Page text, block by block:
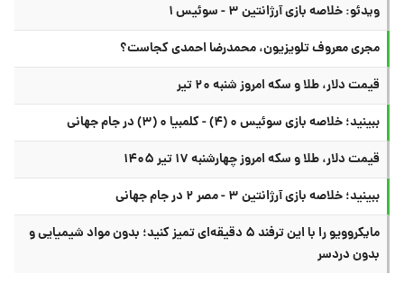
ویدئو: خلاصه بازی آرژانتین ۳ - سوئیس ۱
مجری معروف تلویزیون، محمدرضا احمدی کجاست؟
قیمت دلار، طلا و سکه امروز شنبه ۲۰ تیر
ببینید؛ خلاصه بازی سوئیس ۰ (۴) - کلمبیا ۰ (۳) در جام جهانی
قیمت دلار، طلا و سکه امروز چهارشنبه ۱۷ تیر ۱۴۰۵
ببینید؛ خلاصه بازی آرژانتین ۳ - مصر ۲ در جام جهانی
مایکروویو را با این ترفند ۵ دقیقه‌ای تمیز کنید؛ بدون مواد شیمیایی و
بدون دردسر